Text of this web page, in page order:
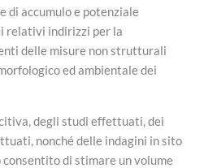
di accumulo e potenziale
relativi indirizzi per la
delle misure non strutturali
ed ambientale dei
degli studi effettuati, dei
nonché delle indagini in sito
di stimare un volume